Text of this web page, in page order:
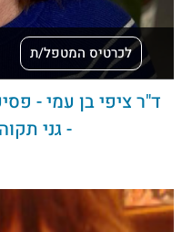
לכרטיס המטפל/ת
ד"ר ציפי בן עמי -
- גני